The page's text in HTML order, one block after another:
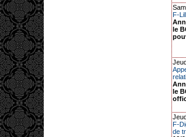
F-
le
le
F-
de